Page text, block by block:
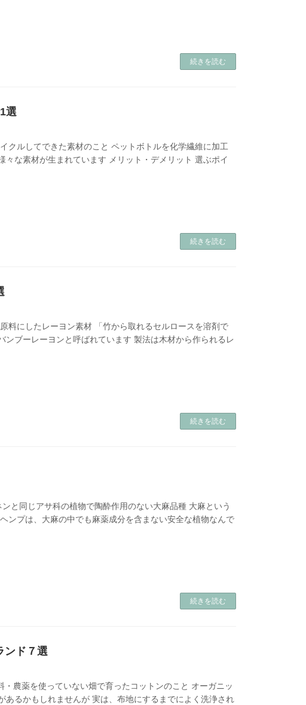
続きを読む
選
クルしてできた素材のこと ペットボトルを化学繊維に加工
々な素材が生まれています メリット・デメリット 選ぶポイ
続きを読む
料にしたレーヨン素材 「竹から取れるセルロースを溶剤で
ブーレーヨンと呼ばれています 製法は木材から作られるレ
続きを読む
と同じアサ科の植物で陶酔作用のない大麻品種 大麻という
ンプは、大麻の中でも麻薬成分を含まない安全な植物なんで
続きを読む
ンド７選
農薬を使っていない畑で育ったコットンのこと オーガニッ
あるかもしれませんが 実は、布地にするまでによく洗浄され